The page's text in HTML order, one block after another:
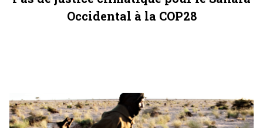
Occidental à la COP28